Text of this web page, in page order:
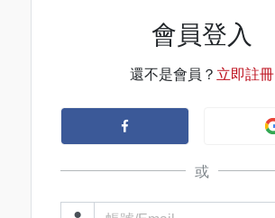
會員登入
還不是會員？ 立即註冊
或